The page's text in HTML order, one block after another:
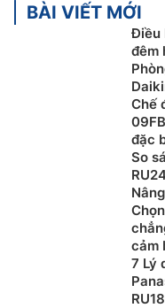
Bộ lọc diệt
Sumikura 1
180/MORANDI được
năng khử mùi khó
này còn giúp loại bỏ
dị ứng như phấn
khí trong lành cho
BÀI VIẾT MỚI
Điều
đêm
Chế
đặc
So
cảm
7 Lý